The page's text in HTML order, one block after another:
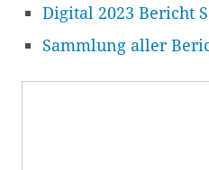
Digital 2023 Bericht
Sammlung aller